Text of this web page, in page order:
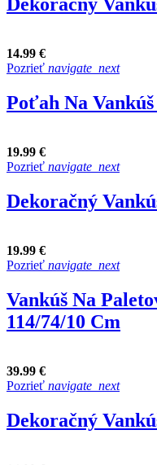
Dekoračný
14.99 €
Pozrieť navigate_next
Poťah Na
19.99 €
Pozrieť navigate_next
Dekoračný
19.99 €
Pozrieť navigate_next
Vankúš Na
114/74/10 Cm
39.99 €
Pozrieť navigate_next
Dekoračný